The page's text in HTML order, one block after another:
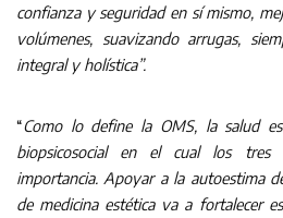
confianza y seguridad en sí mismo,
volúmenes, suavizando arrugas,
integral y holística”.
“Como lo define la OMS, la salud
biopsicosocial en el cual los tres
importancia. Apoyar a la autoestima
de medicina estética va a fortalecer